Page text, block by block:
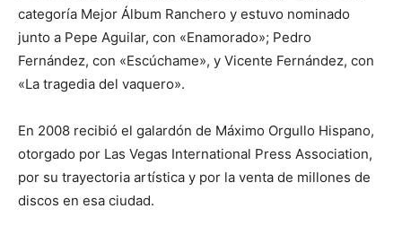
categoría Mejor Álbum Ranchero y estuvo nominado
junto a Pepe Aguilar, con «Enamorado»; Pedro
Fernández, con «Escúchame», y Vicente Fernández, con
«La tragedia del vaquero».
En 2008 recibió el galardón de Máximo Orgullo Hispano,
otorgado por Las Vegas International Press Association,
por su trayectoria artística y por la venta de millones de
discos en esa ciudad.